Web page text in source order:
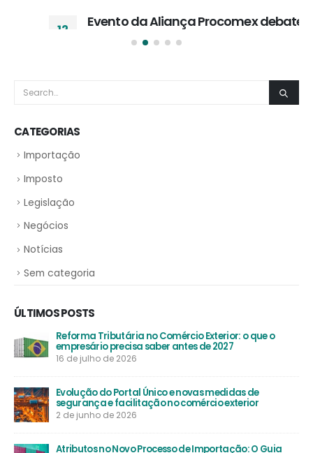
Evento da Aliança Procomex debate
transformações no comércio exterior e
o tema Jornada de transformação do...
CATEGORIAS
Importação
Imposto
Negócios
Notícias
Sem categoria
ÚLTIMOS POSTS
Reforma Tributária no Comércio Exterior: o que o
empresário precisa saber antes de 2027
16 de julho de 2026